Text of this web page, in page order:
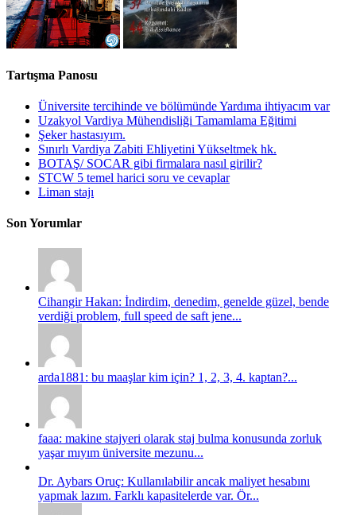
Tartışma Panosu
Üniversite tercihinde ve bölümünde Yardıma ihtiyacım var
Uzakyol Vardiya Mühendisliği Tamamlama Eğitimi
Şeker hastasıyım.
Sınırlı Vardiya Zabiti Ehliyetini Yükseltmek hk.
BOTAŞ/ SOCAR gibi firmalara nasıl girilir?
STCW 5 temel harici soru ve cevaplar
Liman stajı
Son Yorumlar
Cihangir Hakan: İndirdim, denedim, genelde güzel, bende
verdiği problem, full speed de saft jene...
arda1881: bu maaşlar kim için? 1, 2, 3, 4. kaptan?...
faaa: makine stajyeri olarak staj bulma konusunda zorluk
yaşar mıyım üniversite mezunu...
Dr. Aybars Oruç: Kullanılabilir ancak maliyet hesabını
yapmak lazım. Farklı kapasitelerde var. Ör...